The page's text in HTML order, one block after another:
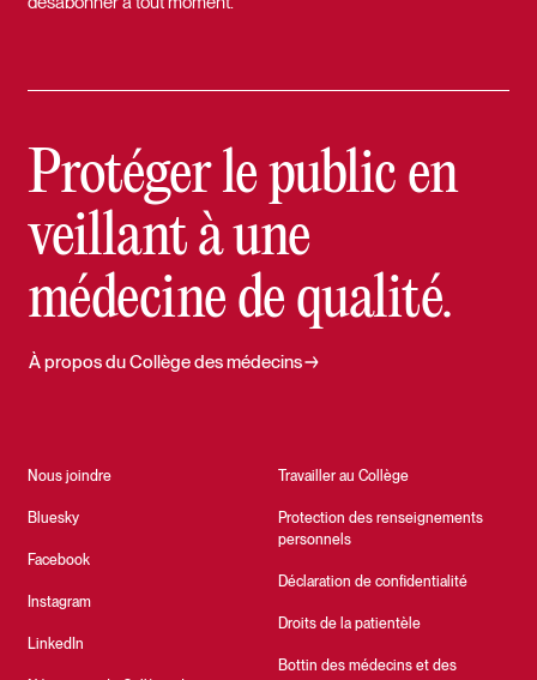
Protéger le public en
veillant à une
médecine de qualité.
Nous joindre
Bluesky
Facebook
Instagram
LinkedIn
Travailler au Collège
Protection des renseignements
personnels
Déclaration de confidentialité
Droits de la patientèle
Bottin des médecins et des
À propos du Collège des médecins